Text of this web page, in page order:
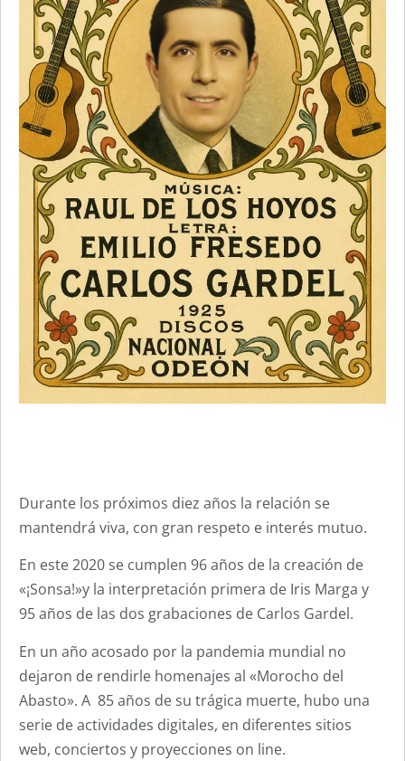
Durante los próximos diez años la relación se
mantendrá viva, con gran respeto e interés mutuo.
En este 2020 se cumplen 96 años de la creación de
«¡Sonsa!»y la interpretación primera de Iris Marga y
95 años de las dos grabaciones de Carlos Gardel.
En un año acosado por la pandemia mundial no
dejaron de rendirle homenajes al «Morocho del
Abasto». A 85 años de su trágica muerte, hubo una
serie de actividades digitales, en diferentes sitios
web, conciertos y proyecciones on line.